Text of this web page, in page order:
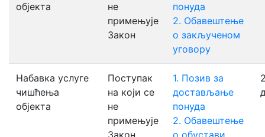
објекта
не
примењује
Закон
понуда
2. Обавештење
о закљученом
уговору
Набавка услуге
чишћења
објекта
Поступак
на који се
не
примењује
Закон
1. Позив за
достављање
понуда
2. Обавештење
о обустави